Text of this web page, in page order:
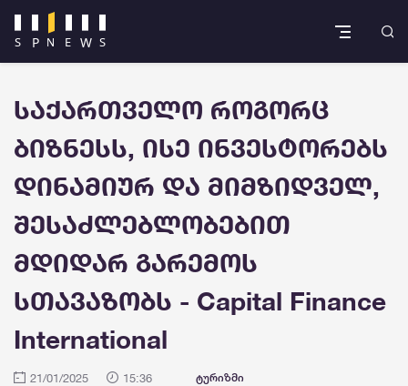
საქართველო როგორც
ბიზნესს, ისე ინვესტორებს
დინამიურ და მიმზიდველ,
შესაძლებლობებით
მდიდარ გარემოს
სთავაზობს - Capital Finance
International
21/01/2025 15:36 ტურიზმი